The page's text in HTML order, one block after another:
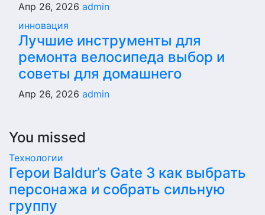
Апр 26, 2026 admin
инновация
Лучшие инструменты для
ремонта велосипеда выбор и
советы для домашнего
Апр 26, 2026 admin
You missed
Технологии
Герои Baldur’s Gate 3 как выбрать
персонажа и собрать сильную
группу